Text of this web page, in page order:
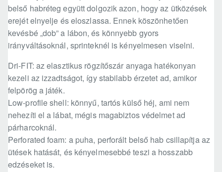
belső habréteg együtt dolgozik azon, hogy az ütközések
erejét elnyelje és eloszlassa. Ennek köszönhetően
kevésbé „dob” a lábon, és könnyebb gyors
irányváltásoknál, sprinteknél is kényelmesen viselni.
Dri-FIT: az elasztikus rögzítőszár anyaga hatékonyan
kezeli az izzadtságot, így stabilabb érzetet ad, amikor
felpörög a játék.
Low-profile shell: könnyű, tartós külső héj, ami nem
nehezíti el a lábat, mégis magabiztos védelmet ad
párharcoknál.
Perforated foam: a puha, perforált belső hab csillapítja az
ütések hatását, és kényelmesebbé teszi a hosszabb
edzéseket is.